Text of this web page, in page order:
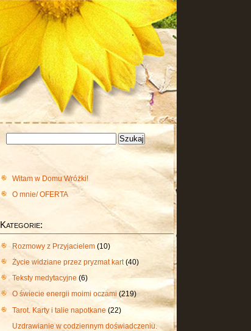
Witam w Domu Wróżki!
O mnie/ OFERTA
Kategorie:
Rozmowy z Przyjacielem (10)
Życie widziane przez pryzmat kart(40)
Teksty medytacyjne (6)
O świecie energii moimi oczami (219)
Tarot. Karty i talie napotkane (22)
Uzdrawianie w codziennym doświadczeniu.